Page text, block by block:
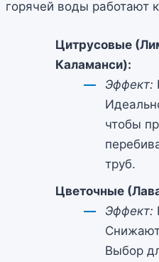
горячей воды работают
Цитрусовые
Каламанси):
Эффект:
чтобы
труб.
Цветочные
Эффект:
Снижают
Выбор